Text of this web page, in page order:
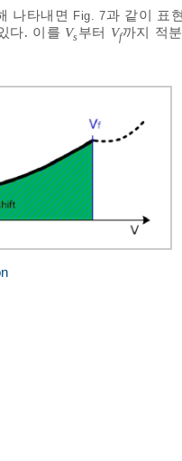
나타내면 Fig. 7과 같이 표
다. 이를 Vs부터 Vf까지 적